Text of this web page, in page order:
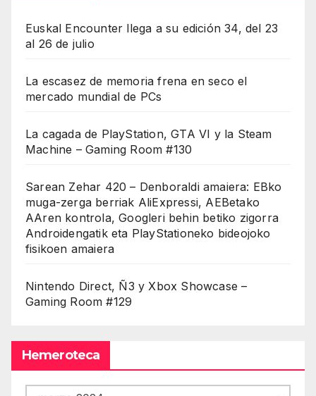
Euskal Encounter llega a su edición 34, del 23
al 26 de julio
La escasez de memoria frena en seco el
mercado mundial de PCs
La cagada de PlayStation, GTA VI y la Steam
Machine – Gaming Room #130
Sarean Zehar 420 – Denboraldi amaiera: EBko
muga-zerga berriak AliExpressi, AEBetako
AAren kontrola, Googleri behin betiko zigorra
Androidengatik eta PlayStationeko bideojoko
fisikoen amaiera
Nintendo Direct, Ñ3 y Xbox Showcase –
Gaming Room #129
Hemeroteca